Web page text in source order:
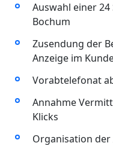
Auswahl einer
Bochum
Zusendung der
Anzeige im
Vorabtelefonat
Annahme
Klicks
Organisation